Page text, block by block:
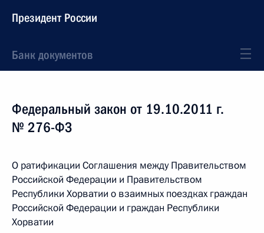
Президент России
Банк документов
Федеральный закон от 19.10.2011 г.
№ 276-ФЗ
О ратификации Соглашения между Правительством
Российской Федерации и Правительством
Республики Хорватии о взаимных поездках граждан
Российской Федерации и граждан Республики
Хорватии